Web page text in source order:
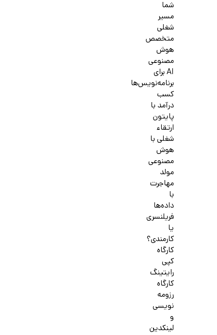
شما
مسیر
شغلی
متخصص
هوش
مصنوعی
AI برای
برنامه‌نویس‌ها
کسب
درآمد با
پایتون
ارتقاء
شغلی با
هوش
مصنوعی
مولد
مهاجرت
با
داده‌ها
فریلنسری
یا
کارمندی؟
کارگاه
کپی
رایتینگ
کارگاه
رزومه
نویسی
و
لینکدین